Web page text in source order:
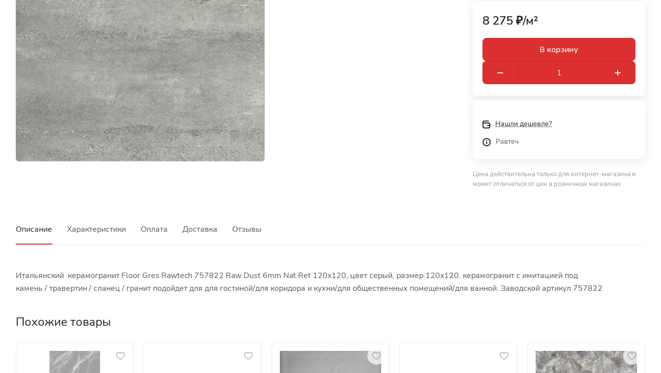
8 275 ₽/м²
В корзину
Нашли дешевле?
Равтеч
Цена действительна только для интернет-магазина и
может отличаться от цен в розничных магазинах
Описание Характеристики Оплата Доставка Отзывы
Итальянский керамогранит Floor Gres Rawtech 757822 Raw Dust 6mm Nat Ret 120x120, цвет серый, размер 120x120. керамогранит с имитацией под
камень / травертин / сланец / гранит подойдет для для гостиной/для коридора и кухни/для общественных помещений/для ванной. Заводской артикул 757822
Похожие товары